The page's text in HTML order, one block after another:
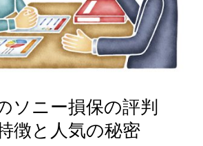
ソニー損保の評判
徴と人気の秘密